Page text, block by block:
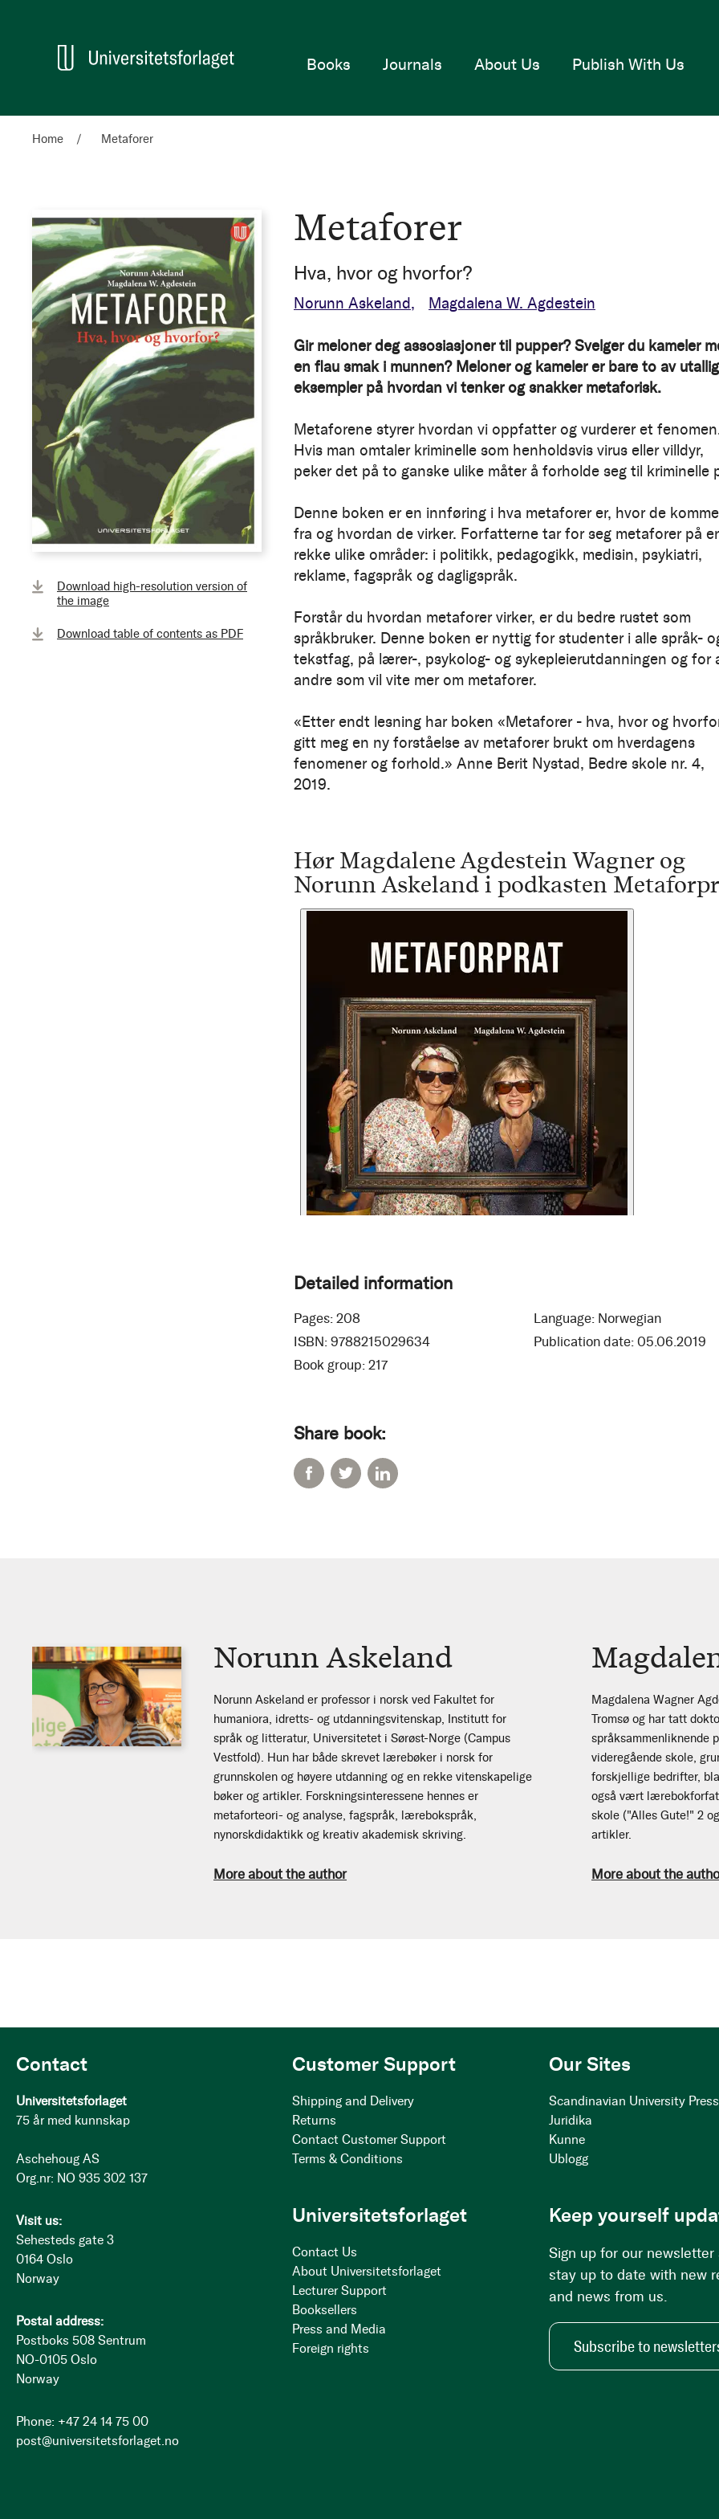
Home
Books Journals About Us Publish With Us
Home Metaforer
Download high-resolution version of
the image
Download table of contents as PDF
Metaforer
Hva, hvor og hvorfor?
Norunn Askeland Magdalena W. Agdestein
Hør Magdalene Agdestein Wagner og
Norunn Askeland i podkasten
Gir meloner deg assosiasjoner til pupper? Svelger du kameler
en flau smak i munnen? Meloner og kameler er bare to av
eksempler på hvordan vi tenker og snakker metaforisk.
Metaforene styrer hvordan vi oppfatter og vurderer et
Hvis man omtaler kriminelle som henholdsvis virus eller villdyr,
peker det på to ganske ulike måter å forholde seg til kriminelle
Denne boken er en innføring i hva metaforer er, hvor de
fra og hvordan de virker. Forfatterne tar for seg metaforer på
rekke ulike områder: i politikk, pedagogikk, medisin, psykiatri,
reklame, fagspråk og dagligspråk.
Forstår du hvordan metaforer virker, er du bedre rustet som
språkbruker. Denne boken er nyttig for studenter i alle språk-
tekstfag, på lærer-, psykolog- og sykepleierutdanningen og for
andre som vil vite mer om metaforer.
«Etter endt lesning har boken «Metaforer - hva, hvor og
gitt meg en ny forståelse av metaforer brukt om hverdagens
fenomener og forhold.» Anne Berit Nystad, Bedre skole nr. 4,
2019.
Detailed information
Pages: 208 Language: Norwegian
ISBN: 9788215029634 Publication date: 05.06.2019
Book group: 217
Share book:
Norunn Askeland
Norunn Askeland er professor i norsk ved Fakultet for
humaniora, idretts- og utdanningsvitenskap, Institutt for
språk og litteratur, Universitetet i Sørøst-Norge (Campus
Vestfold). Hun har både skrevet lærebøker i norsk for
grunnskolen og høyere utdanning og en rekke vitenskapelige
bøker og artikler. Forskningsinteressene hennes er
metaforteori- og analyse, fagspråk, lærebokspråk,
nynorskdidaktikk og kreativ akademisk skriving.
More about the author
Magdalena Wagner
Tromsø og har tatt
språksammenliknende
videregående skole,
forskjellige bedrifter,
også vært
skole ("Alles Gute!" 2
artikler.
More about the
Contact
Universitetsforlaget
75 år med kunnskap
Aschehoug AS
Org.nr: NO 935 302 137
Visit us:
Sehesteds gate 3
0164 Oslo
Norway
Postal address:
Postboks 508 Sentrum
NO-0105 Oslo
Norway
Phone: +47 24 14 75 00
post@universitetsforlaget.no
Customer Support
Shipping and Delivery
Returns
Contact Customer Support
Terms & Conditions
Our Sites
Scandinavian University Press
Juridika
Kunne
Ublogg
Universitetsforlaget
Contact Us
About Universitetsforlaget
Lecturer Support
Booksellers
Press and Media
Foreign rights
Keep yourself
Sign up for our newsletter
stay up to date with new
and news from us.
Subscribe to